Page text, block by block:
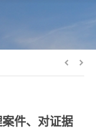
件、对证据